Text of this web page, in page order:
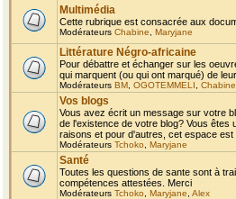
Multimédia
Cette rubrique est consacrée aux
Modérateurs Chabine Maryjane
Littérature Négro-africaine
Pour débattre et échanger sur les
qui marquent (ou qui ont marqué) de
Modérateurs BM OGOTEMMELI Chabine
Vos blogs
Vous avez écrit un message sur votre
de l'existence de votre blog? Vous
raisons et pour d'autres, cet espace est
Modérateurs Tchoko Maryjane
Santé
Toutes les questions de sante sont à
compétences attestées. Merci
Modérateurs Tchoko Maryjane Alex